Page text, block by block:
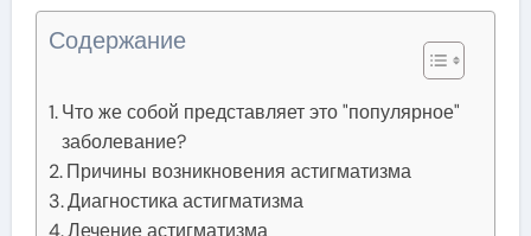
Содержание
Что же собой представляет это "популярное"
заболевание?
Причины возникновения астигматизма
Диагностика астигматизма
Лечение астигматизма